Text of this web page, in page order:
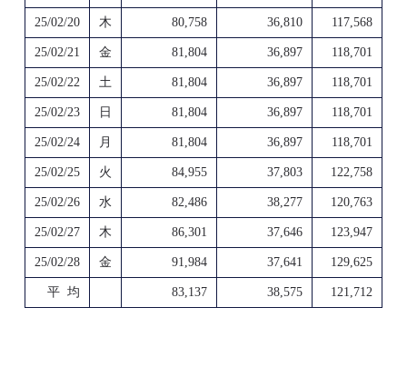
25/02/20 木 80,758 36,810 117,568
25/02/21 金 81,804 36,897 118,701
25/02/22 土 81,804 36,897 118,701
25/02/23 日 81,804 36,897 118,701
25/02/24 月 81,804 36,897 118,701
25/02/25 火 84,955 37,803 122,758
25/02/26 水 82,486 38,277 120,763
25/02/27 木 86,301 37,646 123,947
25/02/28 金 91,984 37,641 129,625
平 均 83,137 38,575 121,712